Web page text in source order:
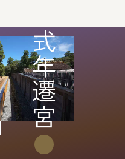
式年遷宮